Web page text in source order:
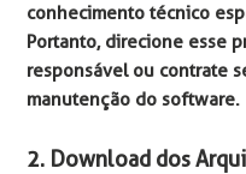
conhecimento técnico
Portanto, direcione esse
responsável ou contrate
manutenção do software.
2. Download dos